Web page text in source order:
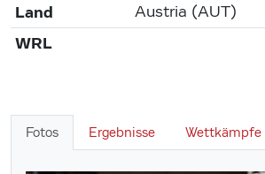
Land Austria (AUT)
WRL
Fotos Ergebnisse Wettkämpfe